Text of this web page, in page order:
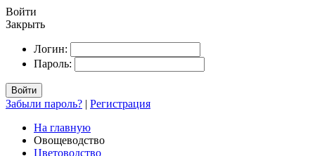
Войти
Закрыть
Логин:
Пароль:
Войти
Забыли пароль? | Регистрация
На главную
Овощеводство
Цветоводство